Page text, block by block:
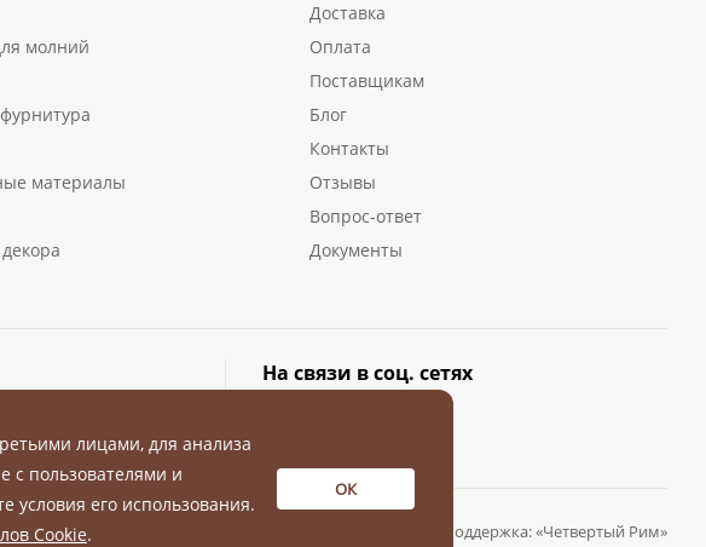
молний
материалы
Доставка
Оплата
Поставщикам
Блог
Контакты
Отзывы
Вопрос-ответ
Документы
На связи в соц. сетях
Разработка и поддержка:«Четвертый Рим»
лицами, для анализа
с пользователями и
условия его использования.
Cookie.
ОК